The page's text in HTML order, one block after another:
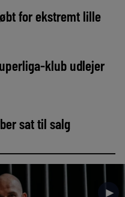
for ekstremt lille
klub udlejer
sat til salg
►